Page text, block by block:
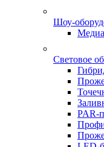
Шоу-
Световое
PAR-